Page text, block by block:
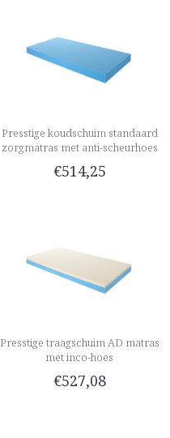
Presstige koudschuim standaard
zorgmatras met anti-scheurhoes
€514,25
Presstige traagschuim AD matras
met inco-hoes
€527,08